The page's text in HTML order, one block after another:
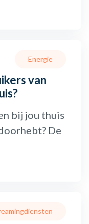
van
Energie
bij jou thuis
De